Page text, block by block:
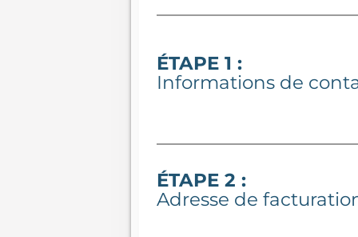
ÉTAPE 1 :
Informations de
ÉTAPE 2 :
Adresse de